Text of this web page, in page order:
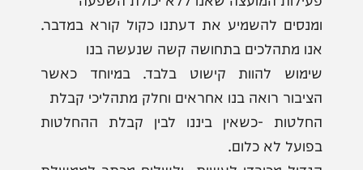
ומנסים להשמיע את דעתנו כקול קורא במדבר.
אנו מתהלכים בתחושה קשה שנעשה בנו
שימוש להוות קישוט בלבד. במיוחד כאשר
הציבור רואה בנו אחראים וחלק מתהליכי קבלת
החלטות -כשאין ביננו לבין קבלת ההחלטות
בפועל לא כלום.